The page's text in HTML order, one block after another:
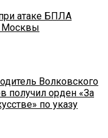
атаке БПЛА
Москвы
Волковского
получил орден «За
по указу